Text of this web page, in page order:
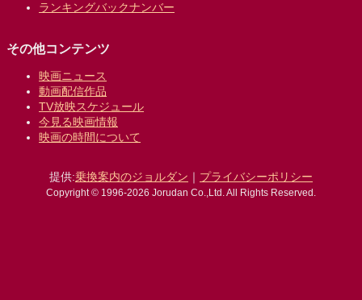
ランキングバックナンバー
その他コンテンツ
映画ニュース
動画配信作品
TV放映スケジュール
今見る映画情報
映画の時間について
提供:乗換案内のジョルダン ｜ プライバシーポリシー
Copyright © 1996-2026 Jorudan Co.,Ltd. All Rights Reserved.